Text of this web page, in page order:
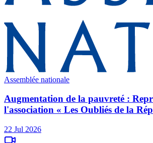
Assemblée nationale
Augmentation de la pauvreté :
l'association « Les Oubliés de la
22 Jul 2026